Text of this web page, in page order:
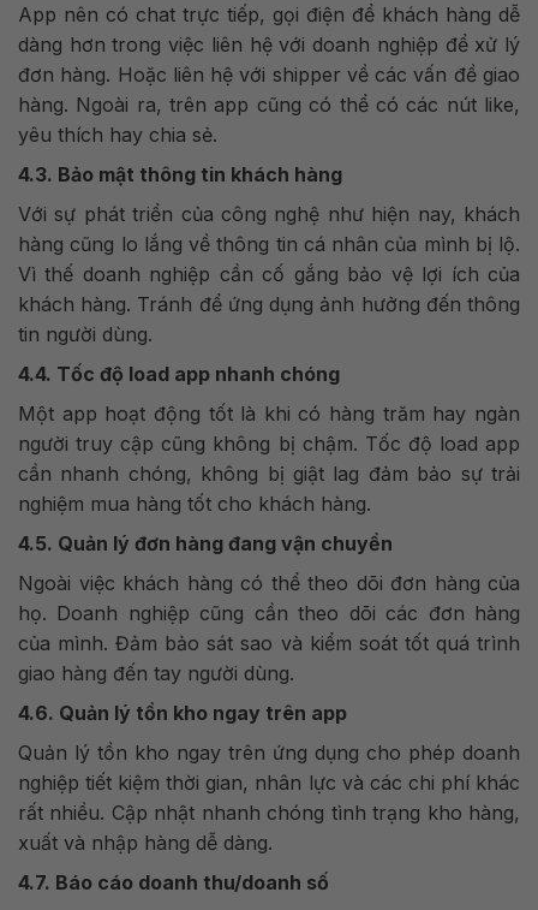
App nên có chat trực tiếp, gọi điện để khách hàng dễ
dàng hơn trong việc liên hệ với doanh nghiệp để xử lý
đơn hàng. Hoặc liên hệ với shipper về các vấn đề giao
hàng. Ngoài ra, trên app cũng có thể có các nút like,
yêu thích hay chia sẻ.
4.3. Bảo mật thông tin khách hàng
Với sự phát triển của công nghệ như hiện nay, khách
hàng cũng lo lắng về thông tin cá nhân của mình bị lộ.
Vì thế doanh nghiệp cần cố gắng bảo vệ lợi ích của
khách hàng. Tránh để ứng dụng ảnh hưởng đến thông
tin người dùng.
4.4. Tốc độ load app nhanh chóng
Một app hoạt động tốt là khi có hàng trăm hay ngàn
người truy cập cũng không bị chậm. Tốc độ load app
cần nhanh chóng, không bị giật lag đảm bảo sự trải
nghiệm mua hàng tốt cho khách hàng.
4.5. Quản lý đơn hàng đang vận chuyển
Ngoài việc khách hàng có thể theo dõi đơn hàng của
họ. Doanh nghiệp cũng cần theo dõi các đơn hàng
của mình. Đảm bảo sát sao và kiểm soát tốt quá trình
giao hàng đến tay người dùng.
4.6. Quản lý tồn kho ngay trên app
Quản lý tồn kho ngay trên ứng dụng cho phép doanh
nghiệp tiết kiệm thời gian, nhân lực và các chi phí khác
rất nhiều. Cập nhật nhanh chóng tình trạng kho hàng,
xuất và nhập hàng dễ dàng.
4.7. Báo cáo doanh thu/doanh số